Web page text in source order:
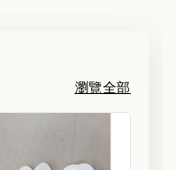
瀏覽全部